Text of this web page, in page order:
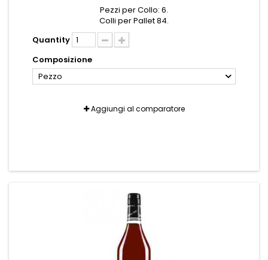
Pezzi per Collo: 6.
Colli per Pallet 84.
Quantity
Composizione
Pezzo
Aggiungi al comparatore